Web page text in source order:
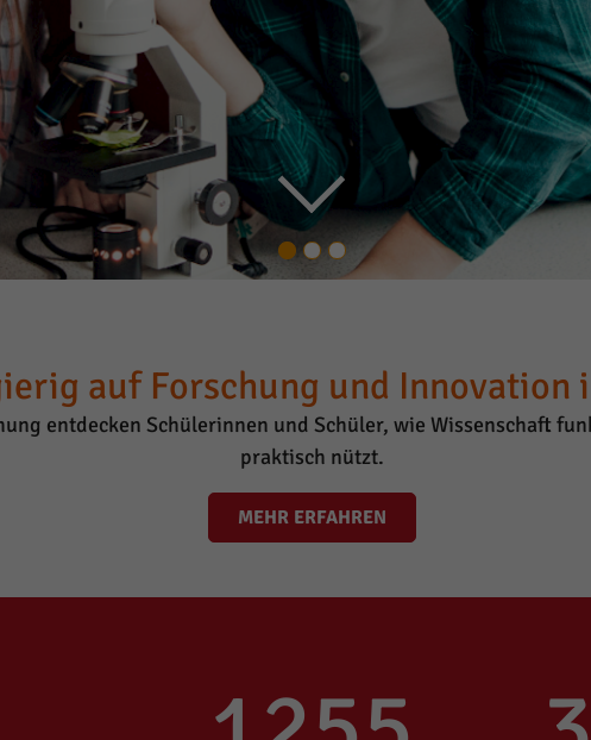
auf Forschung und Innovation
entdecken Schülerinnen und Schüler, wie Wissenschaft
praktisch nützt.
MEHR ERFAHREN